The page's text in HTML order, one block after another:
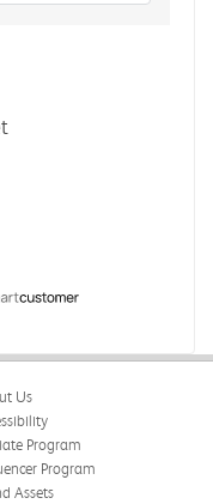
Us
Program
Program
Assets